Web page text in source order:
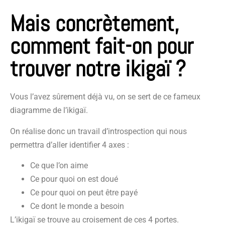
Mais concrètement,
comment fait-on pour
trouver notre ikigaï ?
Vous l’avez sûrement déjà vu, on se sert de ce fameux
diagramme de l’ikigaï.
On réalise donc un travail d’introspection qui nous
permettra d’aller identifier 4 axes :
Ce que l’on aime
Ce pour quoi on est doué
Ce pour quoi on peut être payé
Ce dont le monde a besoin
L’ikigaï se trouve au croisement de ces 4 portes.